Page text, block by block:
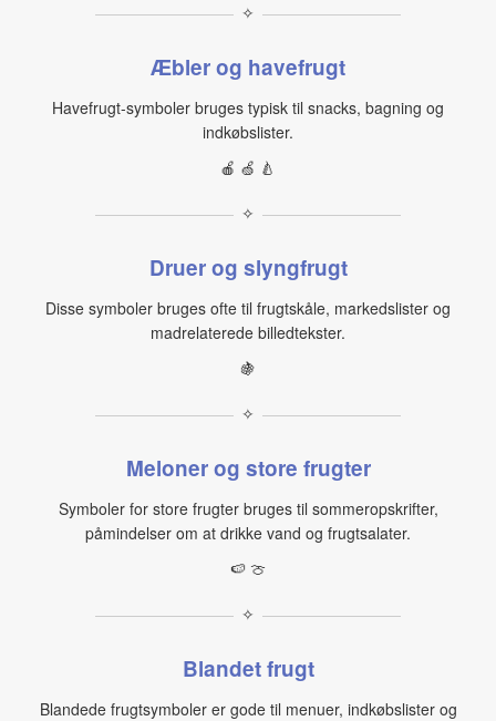
✧
Æbler og havefrugt
Havefrugt-symboler bruges typisk til snacks, bagning og
indkøbslister.
🍎 🍏 🍐
✧
Druer og slyngfrugt
Disse symboler bruges ofte til frugtskåle, markedslister og
madrelaterede billedtekster.
🍇
✧
Meloner og store frugter
Symboler for store frugter bruges til sommeropskrifter,
påmindelser om at drikke vand og frugtsalater.
🍉 🍈
✧
Blandet frugt
Blandede frugtsymboler er gode til menuer, indkøbslister og